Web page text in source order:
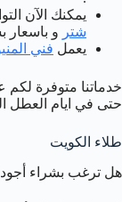
يمكنك الآن
شتر و باسعار
يعمل فني
حتى في ايام العطل
طلاء الكويت
هل ترغب بشراء أجود